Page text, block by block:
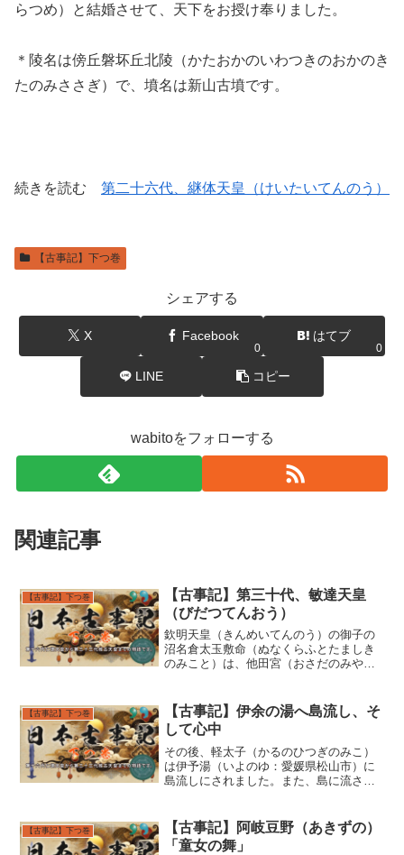
らつめ）と結婚させて、天下をお授け奉りました。
＊陵名は傍丘磐坏丘北陵（かたおかのいわつきのおかのき
たのみささぎ）で、墳名は新山古墳です。
続きを読む 第二十六代、継体天皇（けいたいてんのう）
【古事記】下つ巻
シェアする
X Facebook
0
はてブ
0
LINE コピー
wabitoをフォローする
関連記事
【古事記】下つ巻
【古事記】第三十代、敏達天皇
（びだつてんおう）
欽明天皇（きんめいてんのう）の御子の
沼名倉太玉敷命（ぬなくらふとたましき
のみこと）は、他田宮（おさだのみや：
りました。天下を治めた統治した期間は
十四年です。敏達天皇（び...
【古事記】下つ巻
【古事記】伊余の湯へ島流し、そ
して心中
その後、軽太子（かるのひつぎのみこ）
は伊予湯（いよのゆ：愛媛県松山市）に
島流しにされました。また、島に流され
が音の 聞こえむ時は わが名問（な
と）はさね」訳：「空を飛ぶ...
【古事記】下つ巻
【古事記】阿岐豆野（あきずの）
「童女の舞」